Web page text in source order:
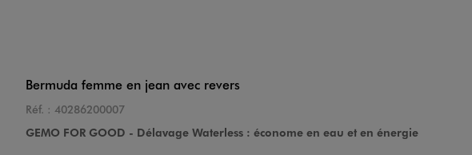
Bermuda femme en jean avec revers
Réf. : 40286200007
GEMO FOR GOOD - Délavage Waterless : économe en eau et en énergie